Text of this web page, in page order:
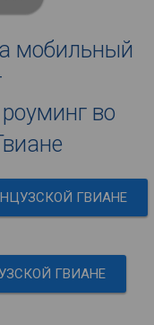
мобильный
во
ГВИАНЕ
ГВИАНЕ